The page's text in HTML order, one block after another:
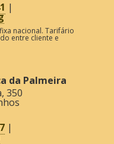
|
nacional. Tarifário
entre cliente e
da Palmeira
350
|